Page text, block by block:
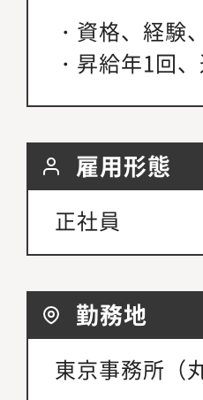
・資格、経験
・昇給年1回
雇用形態
正社員
勤務地
東京事務所（